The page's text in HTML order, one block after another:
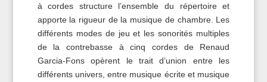
à cordes structure l’ensemble du répertoire et
apporte la rigueur de la musique de chambre. Les
différents modes de jeu et les sonorités multiples
de la contrebasse à cinq cordes de Renaud
Garcia-Fons opèrent le trait d’union entre les
différents univers, entre musique écrite et musique